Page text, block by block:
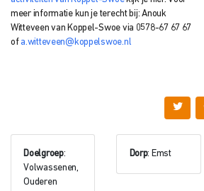
meer informatie kun je terecht bij: Anouk
Witteveenvan Koppel-Swoe via 0578-67 67 67
of a.witteveen@koppelswoe.nl
Doelgroep:
Volwassenen,
Ouderen
Dorp: Emst